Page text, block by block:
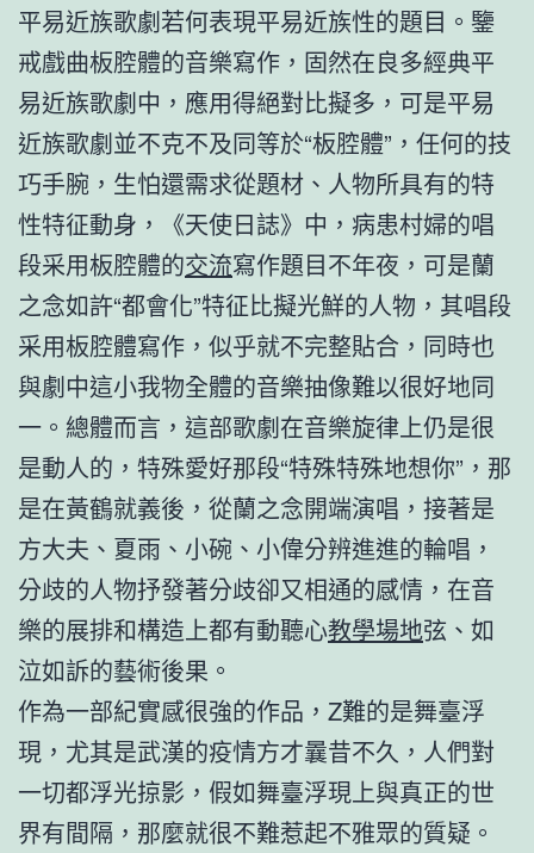
平易近族歌劇若何表現平易近族性的題目。鑒
戒戲曲板腔體的音樂寫作，固然在良多經典平
易近族歌劇中，應用得絕對比擬多，可是平易
近族歌劇並不克不及同等於“板腔體”，任何的技
巧手腕，生怕還需求從題材、人物所具有的特
性特征動身，《天使日誌》中，病患村婦的唱
段采用板腔體的交流寫作題目不年夜，可是蘭
之念如許“都會化”特征比擬光鮮的人物，其唱段
采用板腔體寫作，似乎就不完整貼合，同時也
與劇中這小我物全體的音樂抽像難以很好地同
一。總體而言，這部歌劇在音樂旋律上仍是很
是動人的，特殊愛好那段“特殊特殊地想你”，那
是在黃鶴就義後，從蘭之念開端演唱，接著是
方大夫、夏雨、小碗、小偉分辨進進的輪唱，
分歧的人物抒發著分歧卻又相通的感情，在音
樂的展排和構造上都有動聽心教學場地弦、如
泣如訴的藝術後果。
作為一部紀實感很強的作品，Z難的是舞臺浮
現，尤其是武漢的疫情方才曩昔不久，人們對
一切都浮光掠影，假如舞臺浮現上與真正的世
界有間隔，那麼就很不難惹起不雅眾的質疑。